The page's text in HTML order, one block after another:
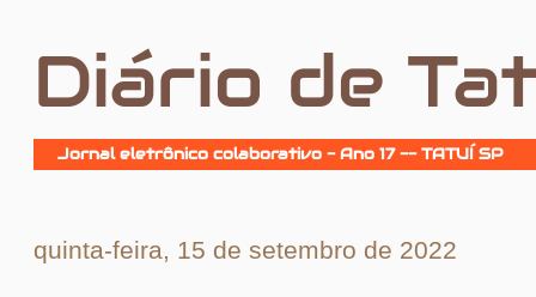
Diário de
Jornal eletrônico colaborativo - Ano 17 -- TATUÍ SP
quinta-feira, 15 de setembro de 2022